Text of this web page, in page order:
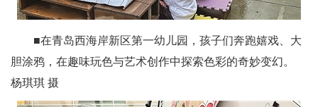
■在青岛西海岸新区第一幼儿园，孩子们奔跑嬉戏、大
胆涂鸦，在趣味玩色与艺术创作中探索色彩的奇妙变幻。
杨琪琪 摄